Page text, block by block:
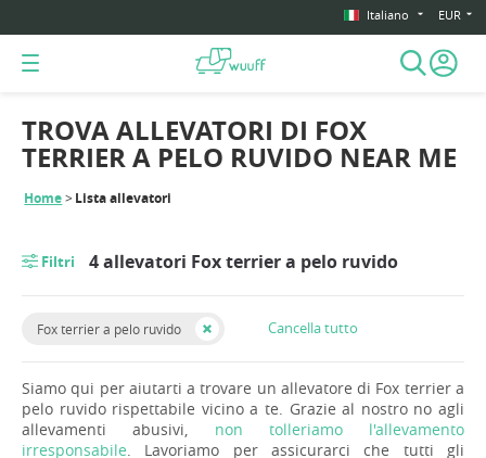
Italiano EUR
Home Lista allevatori
TROVA ALLEVATORI DI FOX
TERRIER A PELO RUVIDO NEAR ME
Filtri 4 allevatori Fox terrier a pelo ruvido
Fox terrier a pelo ruvido Cancella tutto
Siamo qui per aiutarti a trovare un allevatore di Fox terrier a
pelo ruvido rispettabile vicino a te. Grazie al nostro no agli
allevamenti abusivi, non tolleriamo l'allevamento
irresponsabile . Lavoriamo per assicurarci che tutti gli